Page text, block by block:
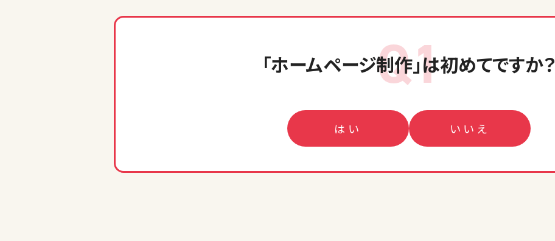
Q1
「ホームページ制作」は初めてですか？
はい いいえ